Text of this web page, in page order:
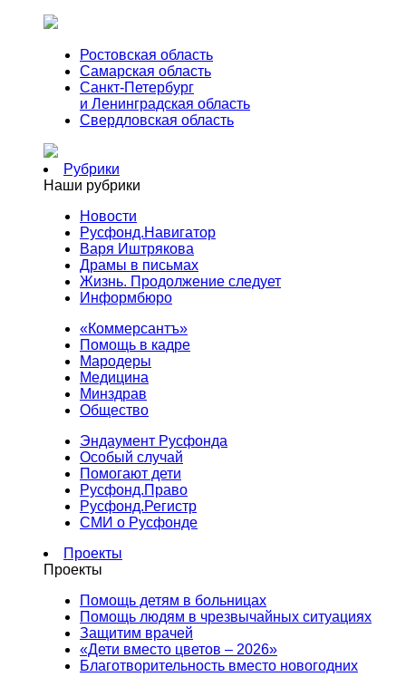
Ростовская область
Самарская область
Санкт-Петербург
и Ленинградская область
Свердловская область
Рубрики
Наши рубрики
Новости
Русфонд.Навигатор
Варя Иштрякова
Драмы в письмах
Жизнь. Продолжение следует
Информбюро
«Коммерсантъ»
Помощь в кадре
Мародеры
Медицина
Минздрав
Общество
Эндаумент Русфонда
Особый случай
Помогают дети
Русфонд.Право
Русфонд.Регистр
СМИ о Русфонде
Проекты
Проекты
Помощь детям в больницах
Помощь людям в чрезвычайных ситуациях
Защитим врачей
«Дети вместо цветов – 2026»
Благотворительность вместо новогодних